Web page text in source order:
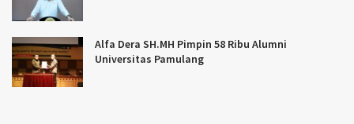
Alfa Dera SH.MH Pimpin 58 Ribu Alumni
Universitas Pamulang